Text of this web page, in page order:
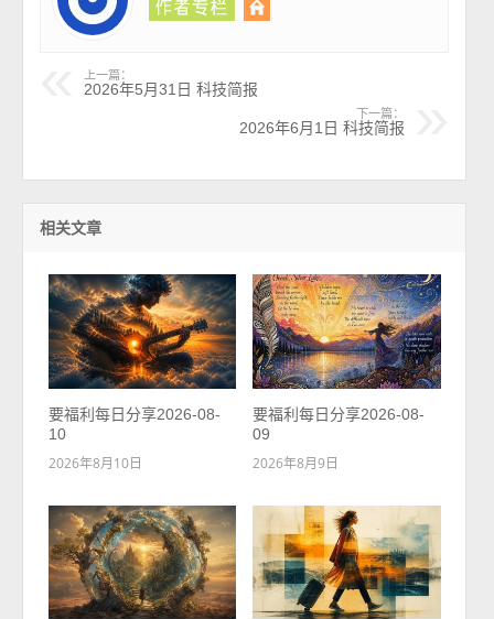
上一篇：
2026年5月31日 科技简报
下一篇：
2026年6月1日 科技简报
相关文章
要福利每日分享2026-08-
10
2026年8月10日
要福利每日分享2026-08-
09
2026年8月9日